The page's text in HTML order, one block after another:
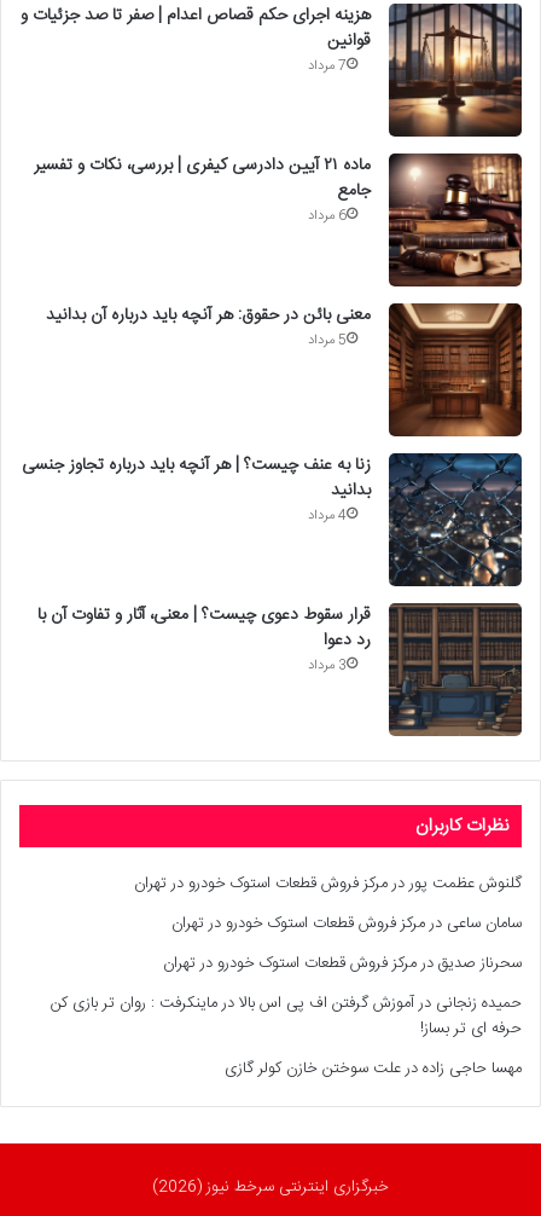
هزینه اجرای حکم قصاص اعدام | صفر تا صد جزئیات و
قوانین
7 مرداد
ماده ۲۱ آیین دادرسی کیفری | بررسی، نکات و تفسیر
جامع
6 مرداد
معنی بائن در حقوق: هر آنچه باید درباره آن بدانید
5 مرداد
زنا به عنف چیست؟ | هر آنچه باید درباره تجاوز جنسی
بدانید
4 مرداد
قرار سقوط دعوی چیست؟ | معنی، آثار و تفاوت آن با
رد دعوا
3 مرداد
نظرات کاربران
گلنوش عظمت پوردرمرکز فروش قطعات استوک خودرو در تهران
سامان ساعی درمرکز فروش قطعات استوک خودرو در تهران
سحرناز صدیقدرمرکز فروش قطعات استوک خودرو در تهران
حمیده زنجانی درآموزش گرفتن اف پی اس بالا در ماینکرفت : روان تر بازی کن
حرفه ای تر بساز!
مهسا حاجی زادهدرعلت سوختن خازن کولر گازی
خبرگزاری اینترنتی سرخط نیوز (2026)